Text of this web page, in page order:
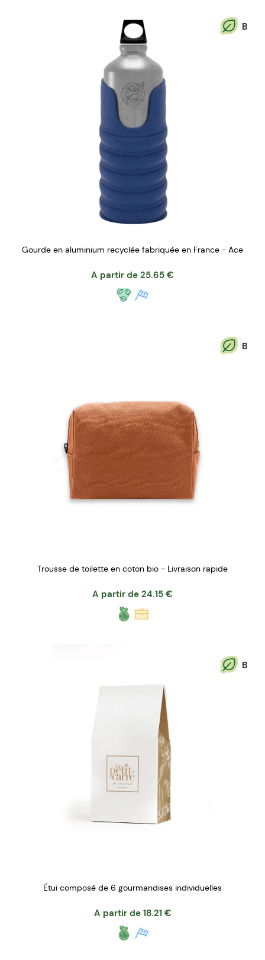
B
Gourde en aluminium recyclée fabriquée en France - Ace
A partir de 25.65 €
B
Trousse de toilette en coton bio - Livraison rapide
A partir de 24.15 €
B
Étui composé de 6 gourmandises individuelles
A partir de 18.21 €